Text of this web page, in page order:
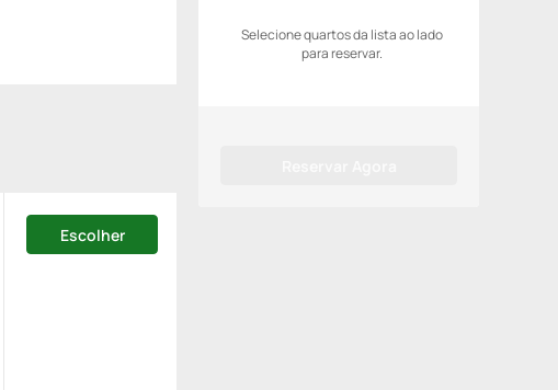
Escolher
Selecione quartos da lista ao lado
para reservar.